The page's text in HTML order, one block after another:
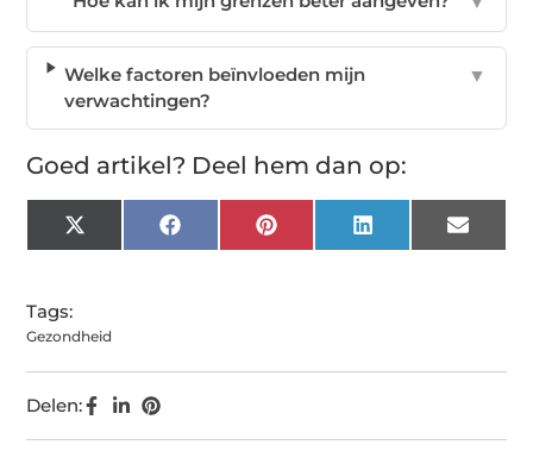
Welke factoren beïnvloeden mijn
verwachtingen?
▼
Goed artikel? Deel hem dan op:
X
(Twitter)
FacebookPinterest LinkedIn Email
Tags:
Gezondheid
Delen: